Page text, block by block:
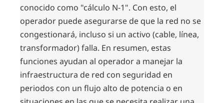
conocido como "cálculo N-1". Con esto, el
operador puede asegurarse de que la red no se
congestionará, incluso si un activo (cable, línea,
transformador) falla. En resumen, estas
funciones ayudan al operador a manejar la
infraestructura de red con seguridad en
periodos con un flujo alto de potencia o en